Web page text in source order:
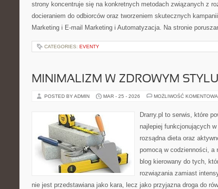
strony koncentruje się na konkretnych metodach związanych z
docieraniem do odbiorców oraz tworzeniem skutecznych
Marketing i E-mail Marketing i Automatyzacja. Na stronie
CATEGORIES: EVENTY
MINIMALIZM W ZDROWYM
POSTED BY ADMIN MAR - 25 - 2026 MOŻLIWOŚĆ
Drarry.pl to serwis, które
najlepiej funkcjonujących
rozsądna dieta oraz
pomocą w codzienności, a
blog kierowany do tych,
rozwiązania zamiast
nie jest przedstawiana jako kara, lecz jako przyjazna droga do